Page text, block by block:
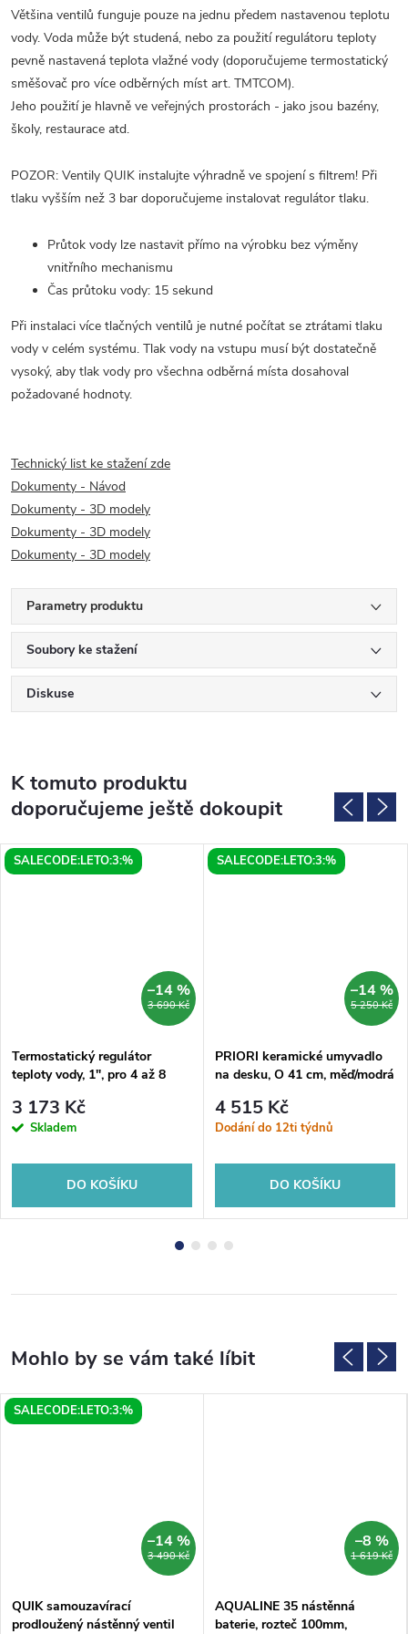
Většina ventilů funguje pouze na jednu předem nastavenou teplotu
vody. Voda může být studená, nebo za použití regulátoru teploty
pevně nastavená teplota vlažné vody (doporučujeme termostatický
směšovač pro více odběrných míst art. TMTCOM).
Jeho použití je hlavně ve veřejných prostorách - jako jsou bazény,
školy, restaurace atd.
POZOR: Ventily QUIK instalujte výhradně ve spojení s filtrem! Při
tlaku vyšším než 3 bar doporučujeme instalovat regulátor tlaku.
Průtok vody lze nastavit přímo na výrobku bez výměny
vnitřního mechanismu
Čas průtoku vody: 15 sekund
Při instalaci více tlačných ventilů je nutné počítat se ztrátami tlaku
vody v celém systému. Tlak vody na vstupu musí být dostatečně
vysoký, aby tlak vody pro všechna odběrná místa dosahoval
požadované hodnoty.
Technický list ke stažení zde
Dokumenty - Návod
Dokumenty - 3D modely
Dokumenty - 3D modely
Dokumenty - 3D modely
Parametry produktu
Soubory ke stažení
Diskuse
K tomuto produktu
doporučujeme ještě dokoupit
SALECODE:LETO:3:%
3 690 Kč
–14 %
Termostatický regulátor
teploty vody, 1", pro 4 až 8
3 173 Kč
Skladem
DO KOŠÍKU
SALECODE:LETO:3:%
5 250 Kč
–14 %
PRIORI keramické umyvadlo
na desku, O 41 cm, měď/modrá
4 515 Kč
Dodání do 12ti týdnů
DO KOŠÍKU
SALECODE:LETO:3:%
3 490 Kč
–14 %
QUIK samouzavírací
prodloužený nástěnný ventil
1 619 Kč
–8 %
AQUALINE 35 nástěnná
baterie, rozteč 100mm,